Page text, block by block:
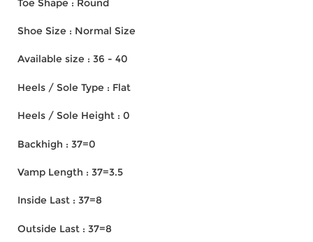
Toe Shape : Round
Shoe Size : Normal Size
Available size : 36 - 40
Heels / Sole Type : Flat
Heels / Sole Height : 0
Backhigh : 37=0
Vamp Length : 37=3.5
Inside Last : 37=8
Outside Last : 37=8